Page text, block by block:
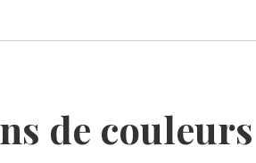
de couleurs